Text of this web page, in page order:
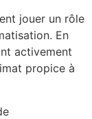
jouer un rôle
En
activement
propice à